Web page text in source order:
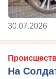
30.07.2026
На